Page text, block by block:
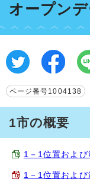
オープン
ページ番号1004138
1市の概要
1－1位置およ
1－1位置およ